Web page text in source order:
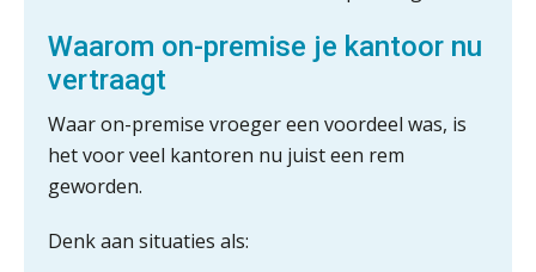
Waarom on-premise je kantoor nu
vertraagt
Waar on-premise vroeger een voordeel was, is
het voor veel kantoren nu juist een rem
geworden.
Denk aan situaties als: